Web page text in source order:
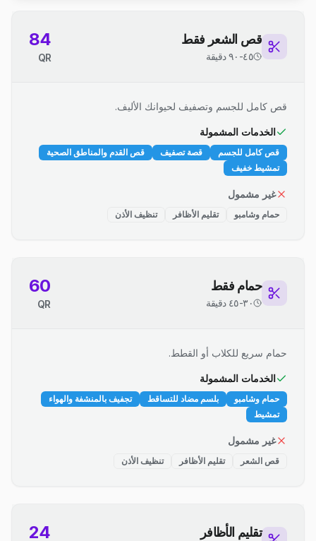
قص الشعر فقط
٤٥-٩٠ دقيقة
84
QR
قص كامل للجسم وتصفيف لحيوانك الأليف.
الخدمات المشمولة
قص كامل للجسم قصة تصفيف
قص القدم والمناطق الصحية
تمشيط خفيف
غير مشمول
حمام وشامبو تقليم الأظافر تنظيف الأذن
حمام فقط
٣٠-٤٥ دقيقة
60
QR
حمام سريع للكلاب أو القطط.
الخدمات المشمولة
حمام وشامبو بلسم مضاد للتساقط
تجفيف بالمنشفة والهواء
تمشيط
غير مشمول
قص الشعر تقليم الأظافر تنظيف الأذن
تقليم الأظافر 24